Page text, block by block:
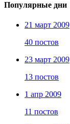
Популярные дни
21 март 2009
40 постов
23 март 2009
13 постов
1 апр 2009
11 постов